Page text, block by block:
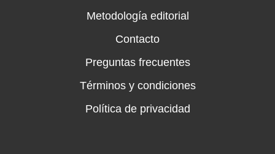
Metodología editorial
Contacto
Preguntas frecuentes
Términos y condiciones
Política de privacidad